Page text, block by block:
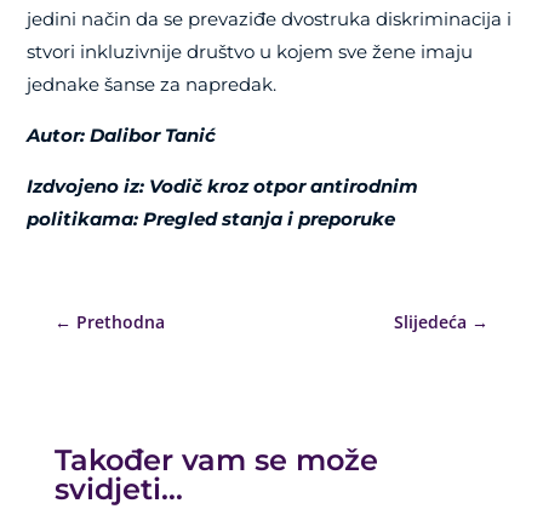
jedini način da se prevaziđe dvostruka diskriminacija i
stvori inkluzivnije društvo u kojem sve žene imaju
jednake šanse za napredak.
Autor: Dalibor Tanić
Izdvojeno iz: Vodič kroz otpor antirodnim
politikama: Pregled stanja i preporuke
← Prethodna Slijedeća →
Također vam se može
svidjeti…